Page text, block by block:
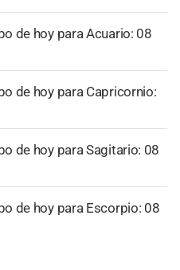
de hoy para Acuario: 08
de hoy para Capricornio:
de hoy para Sagitario: 08
de hoy para Escorpio: 08